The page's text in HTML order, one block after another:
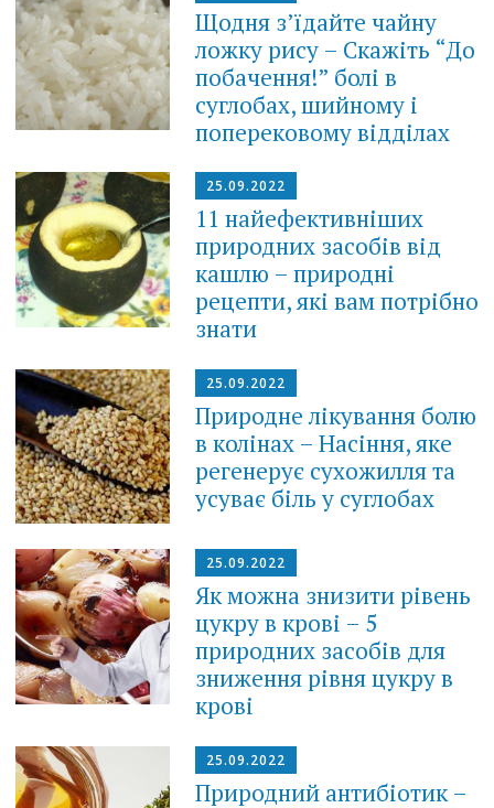
Щодня з’їдайте чайну
ложку рису – Скажіть “До
побачення!” болі в
суглобах, шийному і
поперековому відділах
25.09.2022
11 найефективніших
природних засобів від
кашлю – природні
рецепти, які вам потрібно
знати
25.09.2022
Природне лікування болю
в колінах – Насіння, яке
регенерує сухожилля та
усуває біль у суглобах
25.09.2022
Як можна знизити рівень
цукру в крові – 5
природних засобів для
зниження рівня цукру в
крові
25.09.2022
Природний антибіотик –